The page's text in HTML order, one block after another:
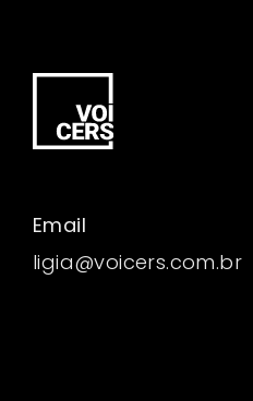
Email
ligia@voicers.com.br